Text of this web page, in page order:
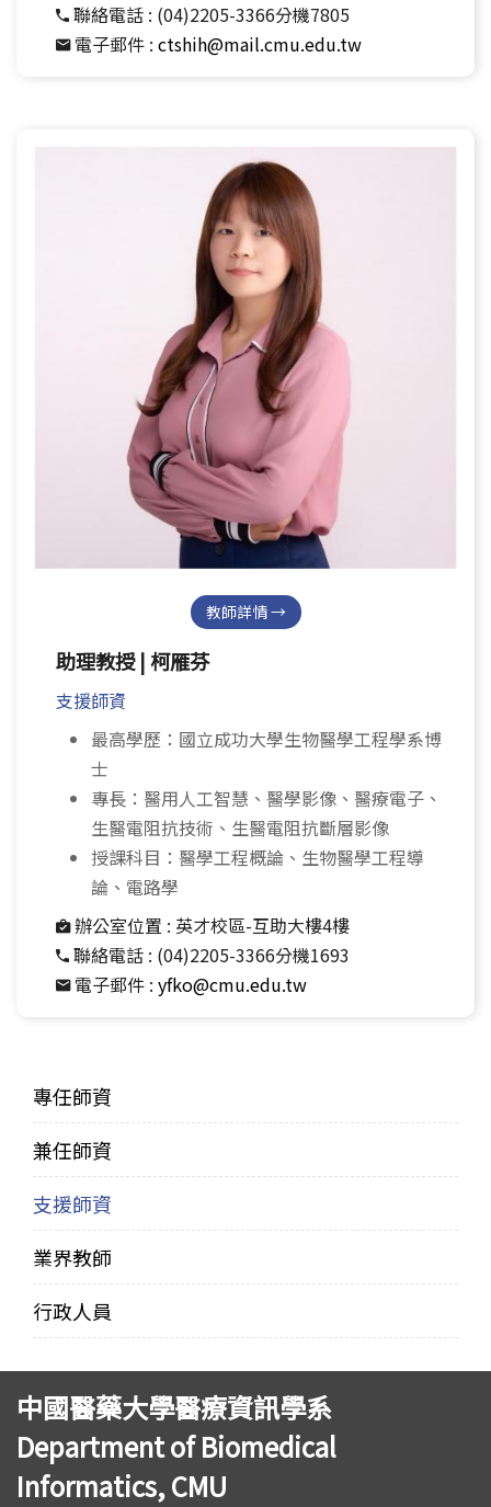
聯絡電話 : (04)2205-3366分機7805
電子郵件 : ctshih@mail.cmu.edu.tw
教師詳情 →
助理教授 | 柯雁芬
支援師資
最高學歷：國立成功大學生物醫學工程學系博
士
專長：醫用人工智慧、醫學影像、醫療電子、
生醫電阻抗技術、生醫電阻抗斷層影像
授課科目：醫學工程概論、生物醫學工程導
論、電路學
辦公室位置 : 英才校區-互助大樓4樓
聯絡電話 : (04)2205-3366分機1693
電子郵件 : yfko@cmu.edu.tw
專任師資
兼任師資
支援師資
業界教師
行政人員
中國醫藥大學醫療資訊學系
Department of Biomedical
Informatics, CMU